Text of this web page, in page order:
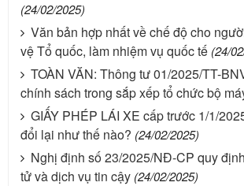
(24/02/2025)
Văn bản hợp nhất về chế độ cho
vệ Tổ quốc, làm nhiệm vụ quốc tế (24/
TOÀN VĂN: Thông tư 01/2025/TT-
chính sách trong sắp xếp tổ chức bộ
GIẤY PHÉP LÁI XE cấp trước 1/1/
đổi lại như thế nào? (24/02/2025)
Nghị định số 23/2025/NĐ-CP quy
tử và dịch vụ tin cậy (24/02/2025)